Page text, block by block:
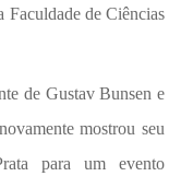
Faculdade de Ciências
de Gustav Bunsen e
mostrou seu
para um evento